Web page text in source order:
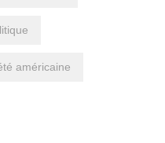
américaine